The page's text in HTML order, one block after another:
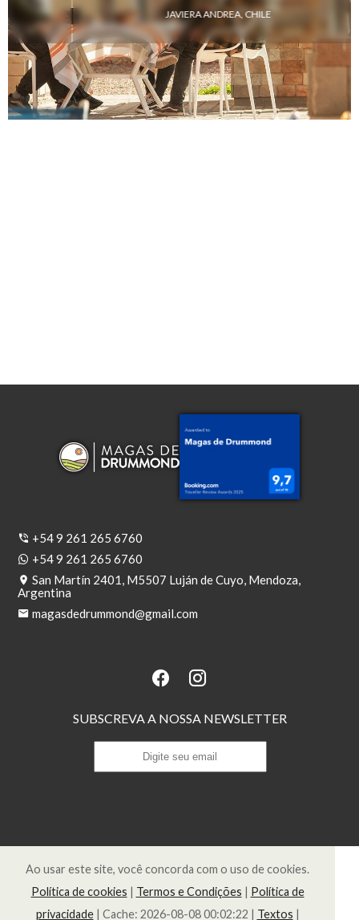
JAVIERA ANDREA, CHILE
+54 9 261 265 6760
+54 9 261 265 6760
San Martín 2401, M5507 Luján de Cuyo, Mendoza,
Argentina
magasdedrummond@gmail.com
SUBSCREVA A NOSSA NEWSLETTER
Ao usar este site, você concorda com o uso de cookies.
Política de cookies | Termos e Condições | Política de
privacidade| Cache: 2026-08-08 00:02:22 | Textos |